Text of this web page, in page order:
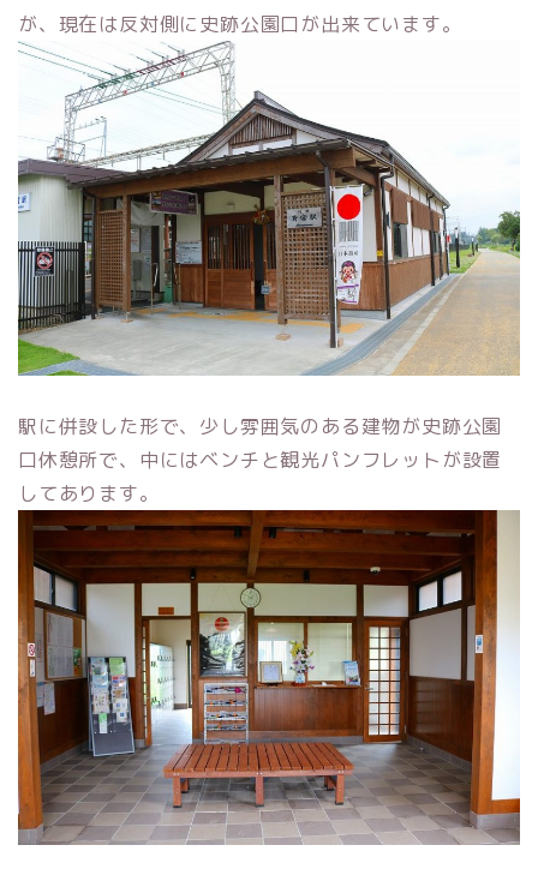
が、現在は反対側に史跡公園口が出来ています。
駅に併設した形で、少し雰囲気のある建物が史跡公園
口休憩所で、中にはベンチと観光パンフレットが設置
してあります。